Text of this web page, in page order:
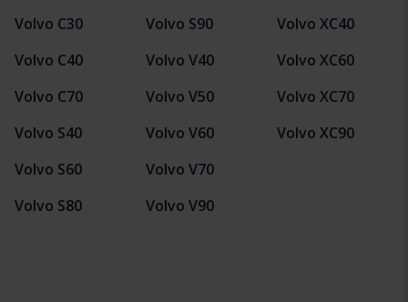
Volvo C30
Volvo C40
Volvo C70
Volvo S40
Volvo S60
Volvo S80
Volvo S90
Volvo V40
Volvo V50
Volvo V60
Volvo V70
Volvo V90
Volvo XC40
Volvo XC60
Volvo XC70
Volvo XC90